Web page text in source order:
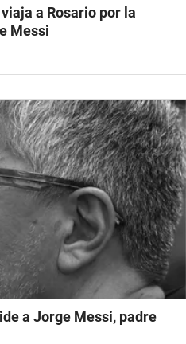
a Rosario por la
Messi
a Jorge Messi, padre